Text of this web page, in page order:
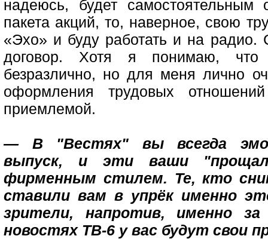
надеюсь, будет самостоятельным
пакета акций, то, наверное, свою
«Эхо» и буду работать и на
договор. Хотя я понимаю,
безразлично, но для меня лично
оформления трудовых
приемлемой.
— В "Вестях" вы всегда
выпуск, и эти ваши
фирменным стилем. Те, кто
ставили вам в упрёк именно
зрители, напротив, именно
новостях ТВ-6 у вас будут свои